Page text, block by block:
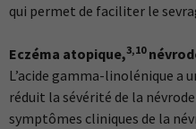
qui permet de faciliter le
Eczéma atopique,3,10
L’acide gamma-linolénique
réduit la sévérité de la
symptômes cliniques de la